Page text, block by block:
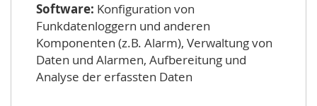
Software: Konfiguration von
Funkdatenloggern und anderen
Komponenten (z.B. Alarm), Verwaltung von
Daten und Alarmen, Aufbereitung und
Analyse der erfassten Daten